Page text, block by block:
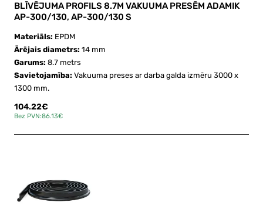
BLĪVĒJUMA PROFILS 8.7M VAKUUMA PRESĒM ADAMIK
AP-300/130, AP-300/130 S
Materiāls: EPDM
Ārējais diametrs: 14 mm
Garums: 8.7 metrs
Savietojamība: Vakuuma preses ar darba galda izmēru 3000 x
1300 mm.
104.22€
Bez PVN:86.13€